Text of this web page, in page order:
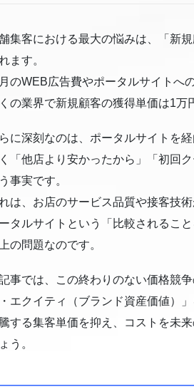
集客における最大の悩みは、「新
ます。
のWEB広告費やポータルサイトへ
の業界で新規顧客の獲得単価は1万
に深刻なのは、ポータルサイトを
「他店より安かったから」「初回
事実です。
は、お店のサービス品質や接客技
タルサイトという「比較されるこ
の問題なのです。
事では、この終わりのない価格競
エクイティ（ブランド資産価値）
する集客単価を抑え、コストを未
う。